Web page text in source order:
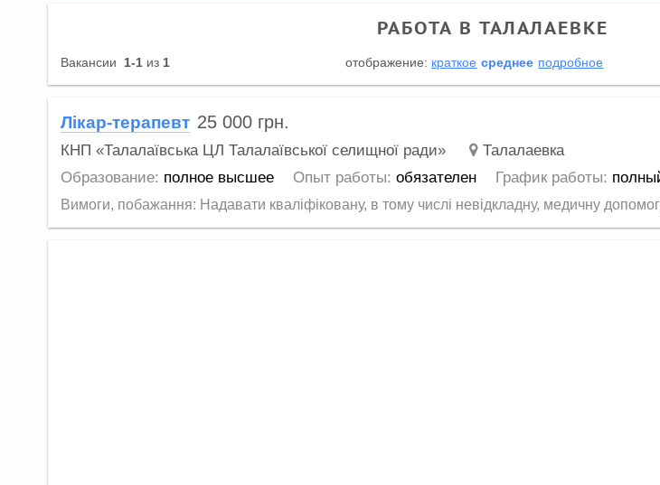
РАБОТА В ТАЛАЛАЕВКЕ
Вакансии 1-1 из 1 отображение: краткое среднее подробное
Лікар-терапевт 25 000 грн.
КНП «Талалаївська ЦЛ Талалаївської селищної ради»
Талалаевка
Образование: полное высшее Опыт работы: обязателен График работы:
Вимоги, побажання: Надавати кваліфіковану, в тому числі невідкладну, медичну